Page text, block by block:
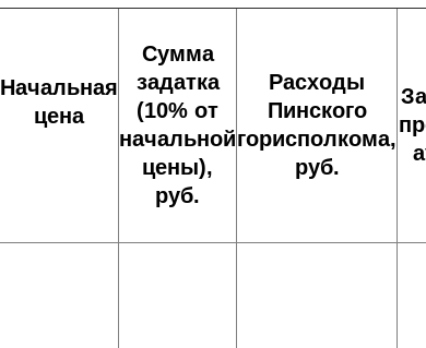
Начальная
цена
Сумма
задатка
(10% от
начальной
цены),
руб.
Расходы
Пинского
горисполкома,
руб.